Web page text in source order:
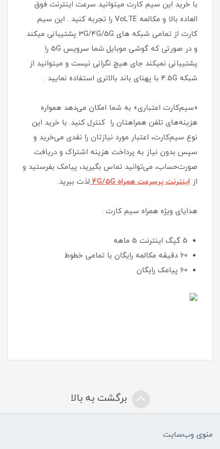
با خرید این سیم کارت میتوانید سرعت اینترنت فوق
العاده بالا و مکالمه VoLTE را تجربه کنید . این سیم
کارت از تمامی شبکه های 3G/4G/5G پشتیبانی میکند
و در صورتی که گوشی موبایل شما سرویس 5G را
پشتیبانی نمیکند جای هیچ نگرانی نیست و میتوانید از
شبکه 4.5G با پهنای باند بالاتری استفاده نمایید .
«سیم‌کارت اعتباری» به شما امکان می‌دهد همواره
هزینه‌های تلفن همراهتان را کنترل کنید. با خرید این
نوع سیم‌کارت، اعتبار مورد نیازتان را نقدی می‌خرید و
سپس بدون نیاز به پرداخت هزینه اشتراک و دریافت
صورت‌حساب، می‌توانید تماس بگیرید، پیامک بفرستید و
از اینترنت پرسرعت همراه 4G/5G لذت ببرید.
هدایای ویژه همراه سیم کارت :
5 گیگ اینترنت 5 ماهه
60 دقیقه مکالمه رایگان با تمامی خطوط
60 پیامک رایگان
برگشت به بالا
منوی وب‌سایت